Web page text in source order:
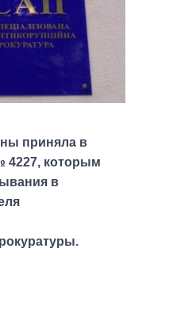
приняла в
4227, которым
в